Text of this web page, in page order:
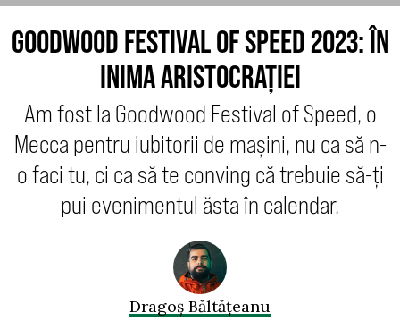
GOODWOOD FESTIVAL OF SPEED 2023: ÎN
INIMA ARISTOCRAȚIEI
Am fost la Goodwood Festival of Speed, o
Mecca pentru iubitorii de mașini, nu ca să n-
o faci tu, ci ca să te conving că trebuie să-ți
pui evenimentul ăsta în calendar.
Dragoș Băltățeanu